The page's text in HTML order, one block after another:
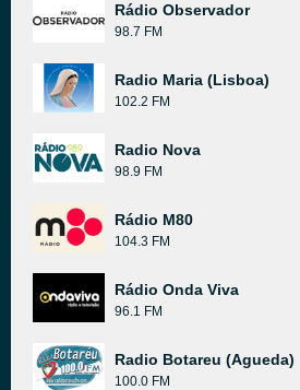
Rádio Observador
98.7 FM
Radio Maria (Lisboa)
102.2 FM
Radio Nova
98.9 FM
Rádio M80
104.3 FM
Rádio Onda Viva
96.1 FM
Radio Botareu (Agueda)
100.0 FM